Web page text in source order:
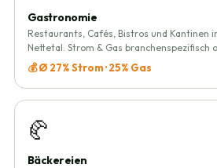
Gastronomie
Restaurants, Cafés, Bistros und Kantinen
Nettetal. Strom & Gas branchenspezifisch
💰 Ø 27% Strom · 25% Gas
🥐
Bäckereien